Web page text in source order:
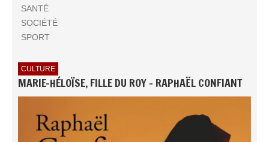
SANTÉ
SOCIÉTÉ
SPORT
CULTURE
MARIE-HÉLOÏSE, FILLE DU ROY - RAPHAËL CONFIANT